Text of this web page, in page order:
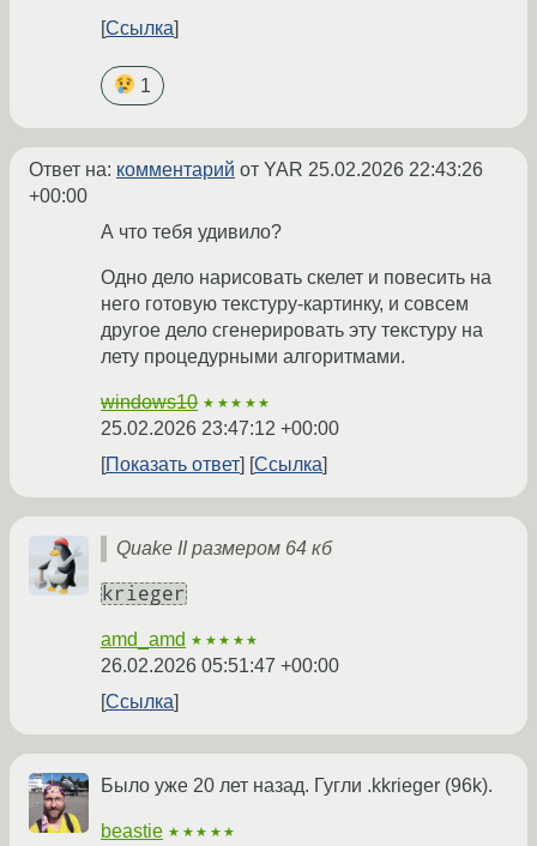
Ссылка
1
Ответ на: комментарий от YAR 25.02.2026 22:43:26
+00:00
А что тебя удивило?
Одно дело нарисовать скелет и повесить на
него готовую текстуру-картинку, и совсем
другое дело сгенерировать эту текстуру на
лету процедурными алгоритмами.
windows10 ★★★★★
25.02.2026 23:47:12 +00:00
Показать ответ
Ссылка
Quake II размером 64 кб
kriеger
amd_amd ★★★★★
26.02.2026 05:51:47 +00:00
Ссылка
Было уже 20 лет назад. Гугли .kkrieger (96k).
beastie ★★★★★